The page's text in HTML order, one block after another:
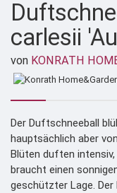
carlesii
von KONRATH
Der Duftschneeball
hauptsächlich aber
Blüten duften
braucht einen
geschützter Lage.